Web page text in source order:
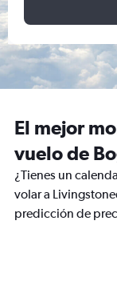
El mejor
vuelo de
¿Tienes un
volar a
predicción de